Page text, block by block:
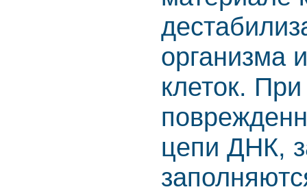
организма
клеток.
цепи ДНК,